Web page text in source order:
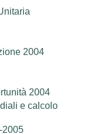
2004
2004
e calcolo
2005